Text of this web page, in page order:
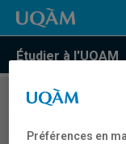
Étudier à l'UQAM
COURS//
Préférences en